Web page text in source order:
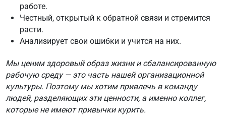
работе.
Честный, открытый к обратной связи и стремится
расти.
Анализирует свои ошибки и учится на них.
Мы ценим здоровый образ жизни и сбалансированную
рабочую среду — это часть нашей организационной
культуры. Поэтому мы хотим привлечь в команду
людей, разделяющих эти ценности, а именно коллег,
которые не имеют привычки курить.